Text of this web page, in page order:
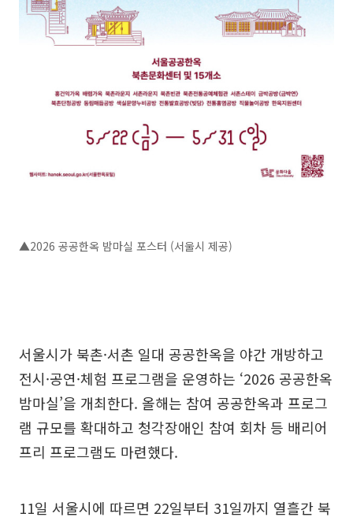
▲2026 공공한옥 밤마실 포스터 (서울시 제공)
서울시가 북촌·서촌 일대 공공한옥을 야간 개방하고
전시·공연·체험 프로그램을 운영하는 ‘2026 공공한옥
밤마실’을 개최한다. 올해는 참여 공공한옥과 프로그
램 규모를 확대하고 청각장애인 참여 회차 등 배리어
프리 프로그램도 마련했다.
11일 서울시에 따르면 22일부터 31일까지 열흘간 북